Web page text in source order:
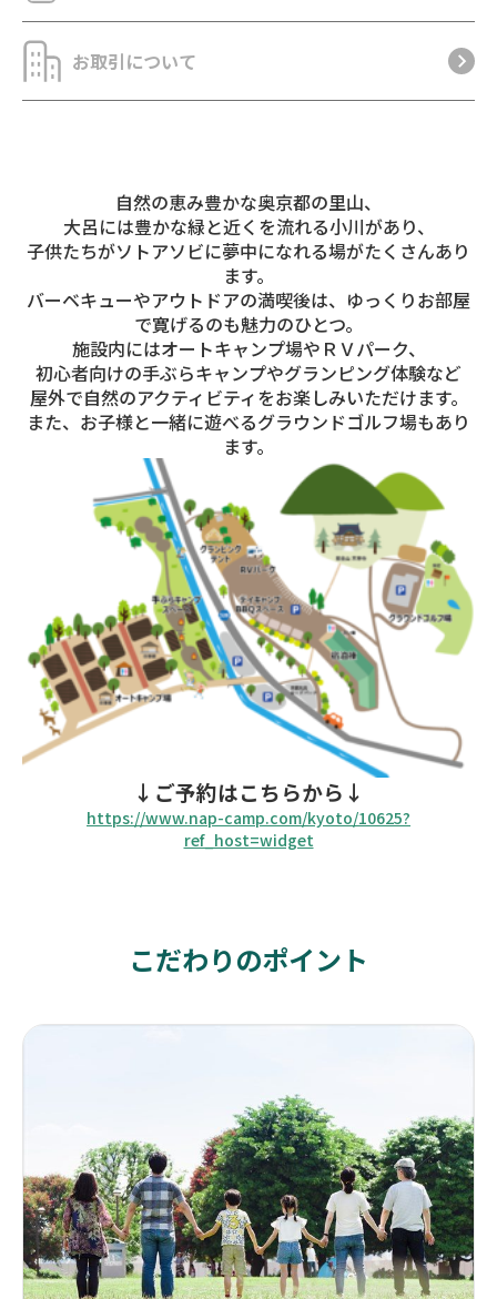
お取引について
自然の恵み豊かな奥京都の里山、
大呂には豊かな緑と近くを流れる小川があり、
子供たちがソトアソビに夢中になれる場がたくさんあり
ます。
バーベキューやアウトドアの満喫後は、ゆっくりお部屋
で寛げるのも魅力のひとつ。
施設内にはオートキャンプ場やＲＶパーク、
初心者向けの手ぶらキャンプやグランピング体験など
屋外で自然のアクティビティをお楽しみいただけます。
また、お子様と一緒に遊べるグラウンドゴルフ場もあり
ます。
↓ご予約はこちらから↓
https://www.nap-camp.com/kyoto/10625?
ref_host=widget
こだわりのポイント